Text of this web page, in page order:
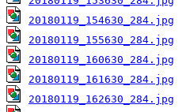
20180119_154630_284.jpg
20180119_155630_284.jpg
20180119_160630_284.jpg
20180119_161630_284.jpg
20180119_162630_284.jpg